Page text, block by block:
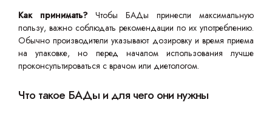
Как принимать? Чтобы БАДы принесли максимальную
пользу, важно соблюдать рекомендации по их употреблению.
Обычно производители указывают дозировку и время приема
на упаковке, но перед началом использования лучше
проконсультироваться с врачом или диетологом.
Что такое БАДы и для чего они нужны